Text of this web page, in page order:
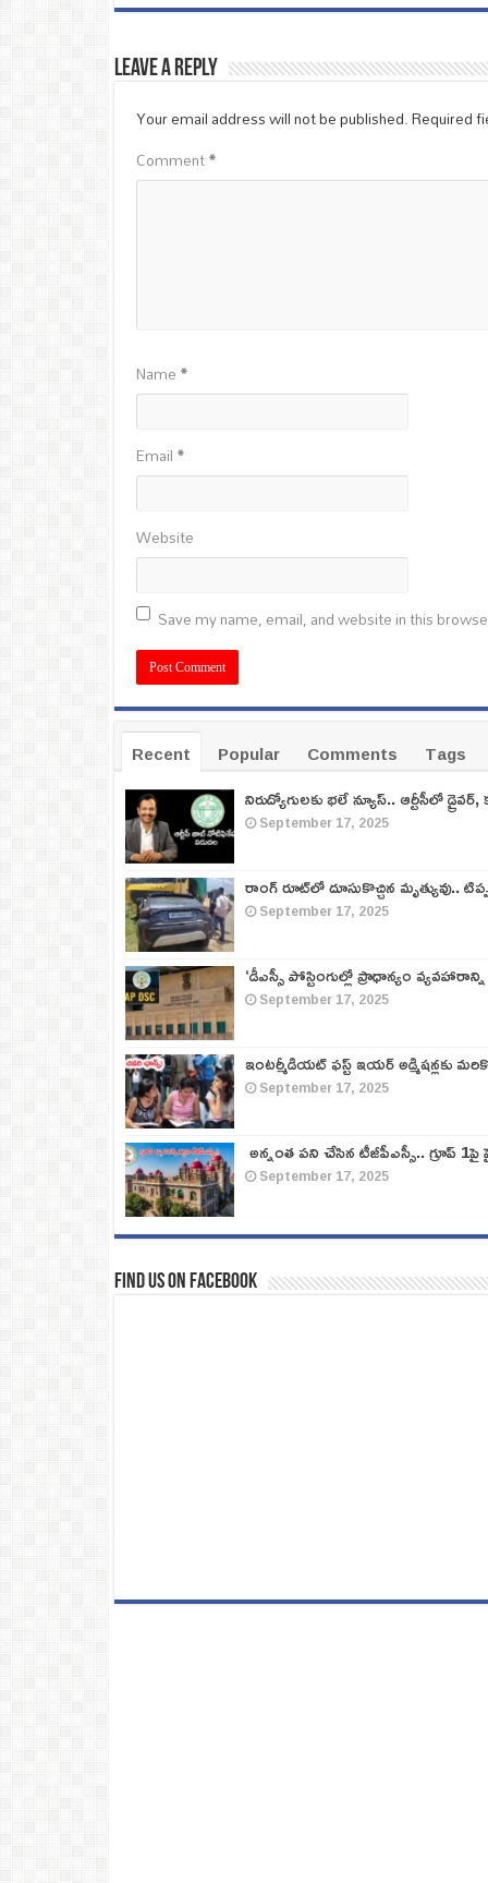
Leave a Reply
Your email address will not be published.Required
Comment*
Name*
Email*
Website
Save my name, email, and website in this
Recent Popular Comments
Tags
నిరుద్యోగులకు భలే న్యూస్.. ఆర్టీసీలో
September 17, 2025
రాంగ్ రూట్‌లో దూసుకొచ్చిన మృత్యువు..
September 17, 2025
‘డీఎస్సీ పోస్టింగుల్లో ప్రాధాన్యం
September 17, 2025
ఇంటర్మీడియట్ ఫస్ట్‌ ఇయర్‌ అడ్మిషన్లకు
September 17, 2025
అన్నంత పని చేసిన టీజీపీఎస్సీ.. గ్రూప్‌
September 17, 2025
Find us on Facebook